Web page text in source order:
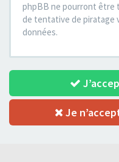
phpBB ne pourront être
de tentative de piratage
données.
Je